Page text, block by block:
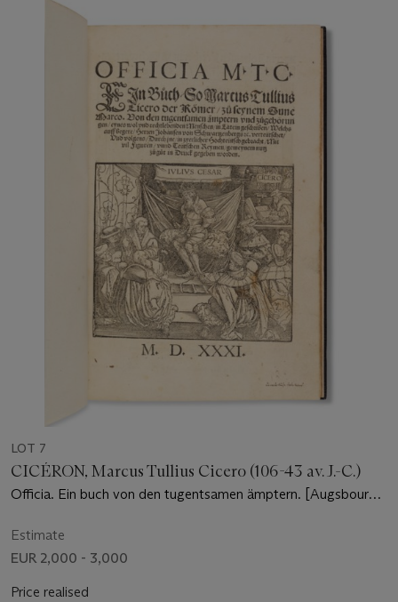
LOT 7
CICÉRON, Marcus Tullius Cicero (106-43 av. J.-C.)
Officia. Ein buch von den tugentsamen ämptern. [Augsbourg :
Estimate
EUR 2,000 - 3,000
Price realised